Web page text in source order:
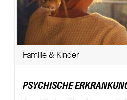
Familie & Kinder
PSYCHISCHE